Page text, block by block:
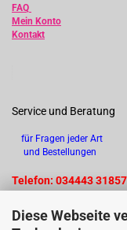
Diese Webseite
FAQ
Mein Konto
Kontakt
Service und Beratung
für Fragen jeder Art
und Bestellungen
Telefon: 034443 31857